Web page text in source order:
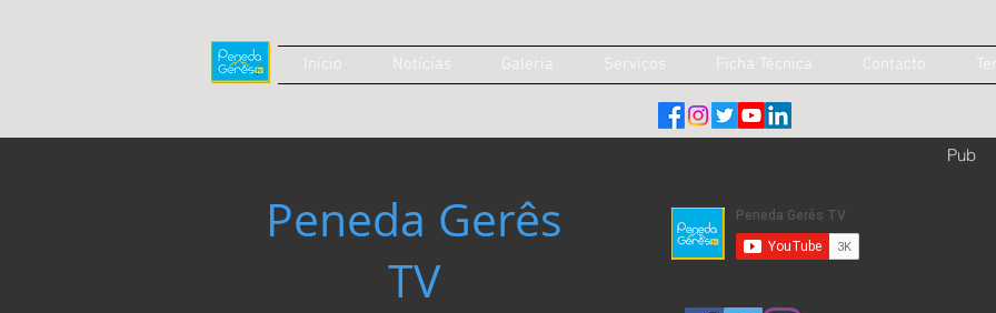
Início Notícias Galeria Serviços Ficha Técnica Contacto
Peneda Gerês
TV
Pub